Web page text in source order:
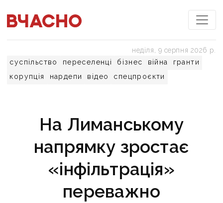
суспільство переселенці бізнес війна
гранти
корупція
нардепи відео спецпроєкти
неділя, 9 серпня 2026 р.
На Лиманському
напрямку зростає
«інфільтрація»
переважно